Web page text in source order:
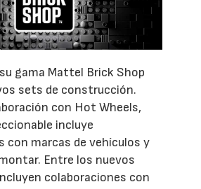
gama Mattel Brick Shop
sets de construcción.
con Hot Wheels,
incluye
con marcas de vehículos y
Entre los nuevos
colaboraciones con